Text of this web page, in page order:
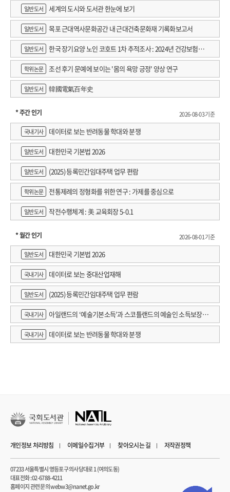
일반도서
세계의 도시와 도서관 한눈에 보기
일반도서 목포 근대역사문화공간 내 근대건축문화재 기록화보고서
일반도서
한국 장기요양 노인 코호트 1차 추적조사 : 2024년 건강보험연
구원 정규연구보고서
학위논문 조선 후기 문예에 보이는 '몸의 욕망 긍정' 양상 연구
일반도서 韓國電氣百年史
* 주간 인기
2026-08-03 기준
국내기사
데이터로 보는 반려동물 학대와 분쟁
일반도서 대한민국 기본법 2026
일반도서 (2025) 등록민간임대주택 업무 편람
학위논문 전통제례의 정형화를 위한 연구 : 가제를 중심으로
일반도서 작전수행체계 : 美 교육회장 5-0.1
* 월간 인기
2026-08-01 기준
일반도서
대한민국 기본법 2026
국내기사 데이터로 보는 중대산업재해
일반도서 (2025) 등록민간임대주택 업무 편람
국내기사
아일랜드의 ‘예술기본소득’과 스코틀랜드의 예술인 소득보장정
책 논의
국내기사 데이터로 보는 반려동물 학대와 분쟁
개인정보 처리방침 이메일수집거부 찾아오시는 길 저작권정책
07233 서울특별시 영등포구 의사당대로 1 (여의도동)
대표전화 : 02-6788-4211
홈페이지 관련 문의 webw3@nanet.go.kr